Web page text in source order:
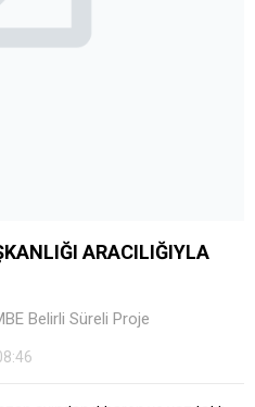
ARACILIĞIYLA
Süreli Proje